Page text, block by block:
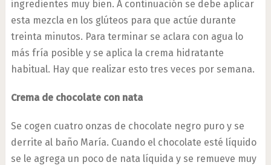
ingredientes muy bien. A continuación se debe aplicar
esta mezcla en los glúteos para que actúe durante
treinta minutos. Para terminar se aclara con agua lo
más fría posible y se aplica la crema hidratante
habitual. Hay que realizar esto tres veces por semana.
Crema de chocolate con nata
Se cogen cuatro onzas de chocolate negro puro y se
derrite al baño María. Cuando el chocolate esté líquido
se le agrega un poco de nata líquida y se remueve muy